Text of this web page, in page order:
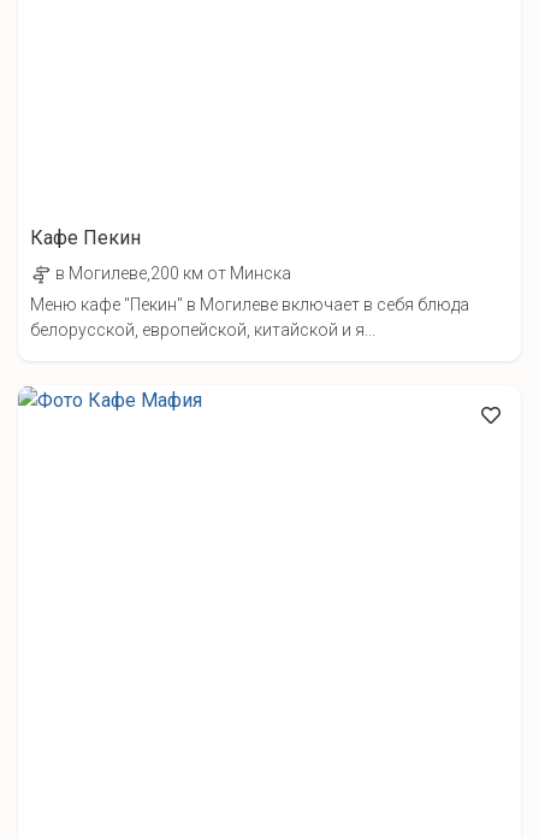
Кафе Пекин
в Могилеве,200 км от Минска
Меню кафе "Пекин" в Могилеве включает в себя блюда
белорусской, европейской, китайской и я...